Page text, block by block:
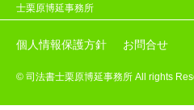
士栗原博延事務所
個人情報保護方針 お問合せ
© 司法書士栗原博延事務所 All rights